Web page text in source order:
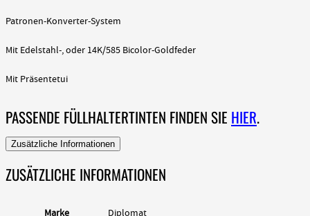
Patronen-Konverter-System
Mit Edelstahl-, oder 14K/585 Bicolor-Goldfeder
Mit Präsentetui
PASSENDE FÜLLHALTERTINTEN FINDEN SIE HIER.
Zusätzliche Informationen
ZUSÄTZLICHE INFORMATIONEN
Marke Diplomat